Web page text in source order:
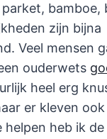
bamboe,
zijn bijna
Veel mensen
ouderwets
heel erg
er kleven
helpen heb ik